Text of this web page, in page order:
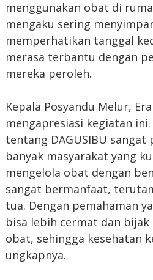
menggunakan obat di
mengaku sering
memperhatikan tanggal
merasa terbantu dengan
mereka peroleh.
Kepala Posyandu Melur,
mengapresiasi kegiatan
tentang DAGUSIBU
banyak masyarakat yang
mengelola obat dengan
sangat bermanfaat,
tua. Dengan pemahaman
bisa lebih cermat dan bijak
obat, sehingga kesehatan
ungkapnya.